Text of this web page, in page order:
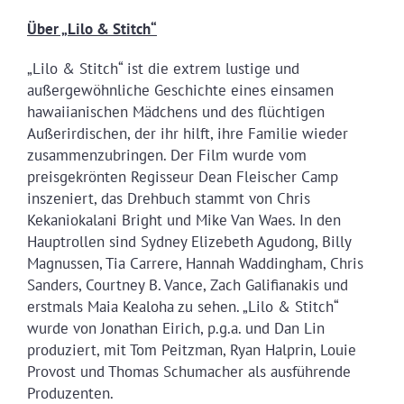
Über „Lilo & Stitch“
„Lilo & Stitch“ ist die extrem lustige und
außergewöhnliche Geschichte eines einsamen
hawaiianischen Mädchens und des flüchtigen
Außerirdischen, der ihr hilft, ihre Familie wieder
zusammenzubringen. Der Film wurde vom
preisgekrönten Regisseur Dean Fleischer Camp
inszeniert, das Drehbuch stammt von Chris
Kekaniokalani Bright und Mike Van Waes. In den
Hauptrollen sind Sydney Elizebeth Agudong, Billy
Magnussen, Tia Carrere, Hannah Waddingham, Chris
Sanders, Courtney B. Vance, Zach Galifianakis und
erstmals Maia Kealoha zu sehen. „Lilo & Stitch“
wurde von Jonathan Eirich, p.g.a. und Dan Lin
produziert, mit Tom Peitzman, Ryan Halprin, Louie
Provost und Thomas Schumacher als ausführende
Produzenten.